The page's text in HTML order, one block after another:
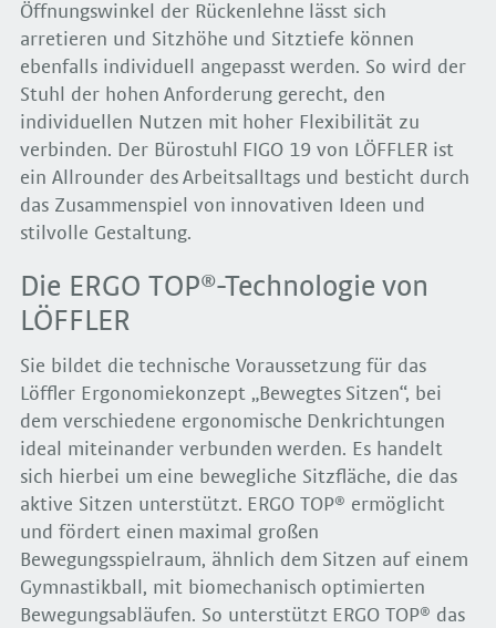
Öffnungswinkel der Rückenlehne lässt sich
arretieren und Sitzhöhe und Sitztiefe können
ebenfalls individuell angepasst werden. So wird der
Stuhl der hohen Anforderung gerecht, den
individuellen Nutzen mit hoher Flexibilität zu
verbinden. Der Bürostuhl FIGO 19 von LÖFFLER ist
ein Allrounder des Arbeitsalltags und besticht durch
das Zusammenspiel von innovativen Ideen und
stilvolle Gestaltung.
Die ERGO TOP®-Technologie von
LÖFFLER
Sie bildet die technische Voraussetzung für das
Löffler Ergonomiekonzept „Bewegtes Sitzen“, bei
dem verschiedene ergonomische Denkrichtungen
ideal miteinander verbunden werden. Es handelt
sich hierbei um eine bewegliche Sitzfläche, die das
aktive Sitzen unterstützt. ERGO TOP® ermöglicht
und fördert einen maximal großen
Bewegungsspielraum, ähnlich dem Sitzen auf einem
Gymnastikball, mit biomechanisch optimierten
Bewegungsabläufen. So unterstützt ERGO TOP® das